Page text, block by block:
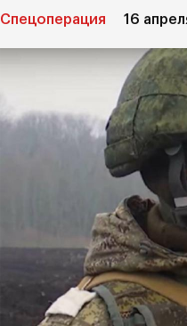
Спецоперация 16